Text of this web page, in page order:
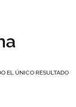
EL ÚNICO RESULTADO